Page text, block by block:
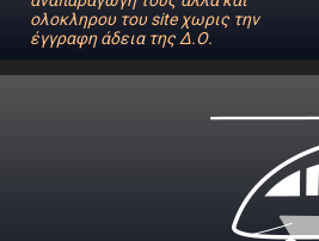
ολοκληρου του site χωρις την
έγγραφη άδεια της Δ.Ο.